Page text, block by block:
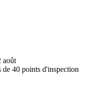
août
de 40 points d'inspection